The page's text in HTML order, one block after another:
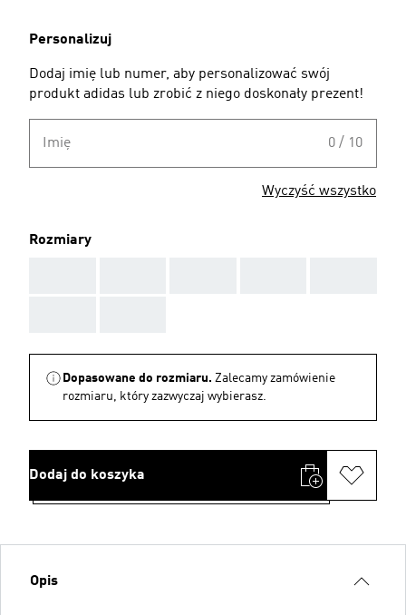
Personalizuj
Dodaj imię lub numer, aby personalizować swój
produkt adidas lub zrobić z niego doskonały prezent!
Imię 0 / 10
Wyczyść wszystko
Rozmiary
Dopasowane do rozmiaru. Zalecamy zamówienie
rozmiaru, który zazwyczaj wybierasz.
Dodaj do koszyka
Opis